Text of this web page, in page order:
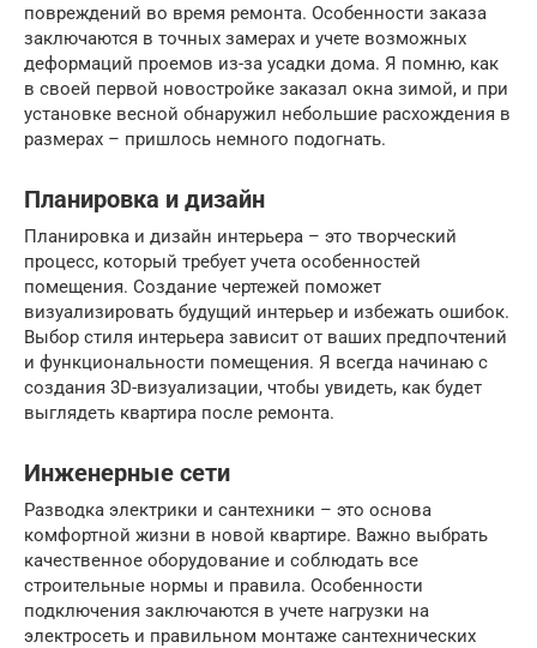
повреждений во время ремонта. Особенности заказа
заключаются в точных замерах и учете возможных
деформаций проемов из-за усадки дома. Я помню, как
в своей первой новостройке заказал окна зимой, и при
установке весной обнаружил небольшие расхождения в
размерах – пришлось немного подогнать.
Планировка и дизайн
Планировка и дизайн интерьера – это творческий
процесс, который требует учета особенностей
помещения. Создание чертежей поможет
визуализировать будущий интерьер и избежать ошибок.
Выбор стиля интерьера зависит от ваших предпочтений
и функциональности помещения. Я всегда начинаю с
создания 3D-визуализации, чтобы увидеть, как будет
выглядеть квартира после ремонта.
Инженерные сети
Разводка электрики и сантехники – это основа
комфортной жизни в новой квартире. Важно выбрать
качественное оборудование и соблюдать все
строительные нормы и правила. Особенности
подключения заключаются в учете нагрузки на
электросеть и правильном монтаже сантехнических